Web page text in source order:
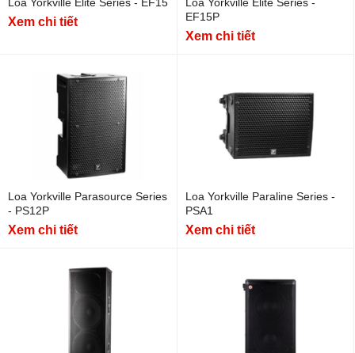
Xem chi tiết
EF15P
Xem chi tiết
Loa Yorkville Parasource Series
- PS12P
Xem chi tiết
Loa Yorkville Paraline Series -
PSA1
Xem chi tiết